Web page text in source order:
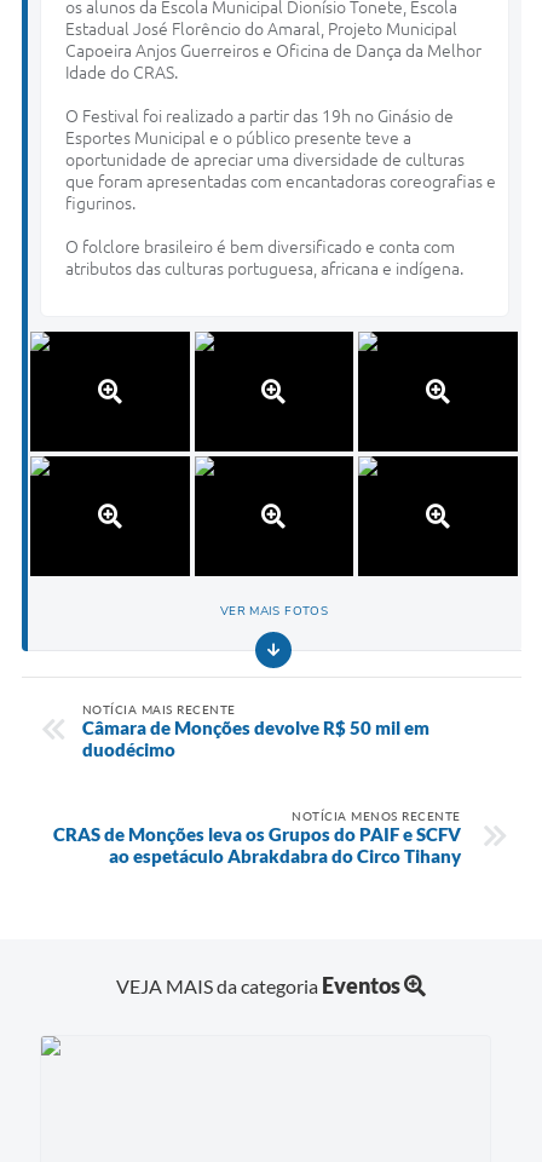
os alunos da Escola Municipal Dionísio Tonete, Escola
Estadual José Florêncio do Amaral, Projeto Municipal
Capoeira Anjos Guerreiros e Oficina de Dança da Melhor
Idade do CRAS.
O Festival foi realizado a partir das 19h no Ginásio de
Esportes Municipal e o público presente teve a
oportunidade de apreciar uma diversidade de culturas
que foram apresentadas com encantadoras coreografias e
figurinos.
O folclore brasileiro é bem diversificado e conta com
atributos das culturas portuguesa, africana e indígena.
VER MAIS FOTOS
NOTÍCIA MAIS RECENTE
Câmara de Monções devolve R$ 50 mil em
duodécimo
NOTÍCIA MENOS RECENTE
CRAS de Monções leva os Grupos do PAIF e SCFV
ao espetáculo Abrakdabra do Circo Tihany
VEJA MAIS da categoria Eventos